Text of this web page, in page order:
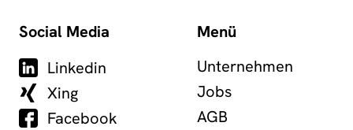
Social Media
Linkedin
Xing
Facebook
Menü
Unternehmen
Jobs
AGB